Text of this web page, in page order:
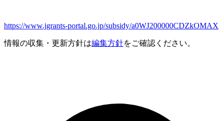
https://www.jgrants-portal.go.jp/subsidy/a0WJ200000CDZkOMAX
情報の収集・更新方針は編集方針をご確認ください。